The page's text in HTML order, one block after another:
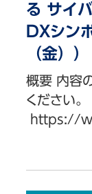
る サイ
DXシン
（金））
概要 内容
ください
https://